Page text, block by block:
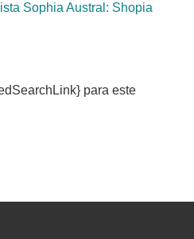
Sophia Austral: Shopia
para este